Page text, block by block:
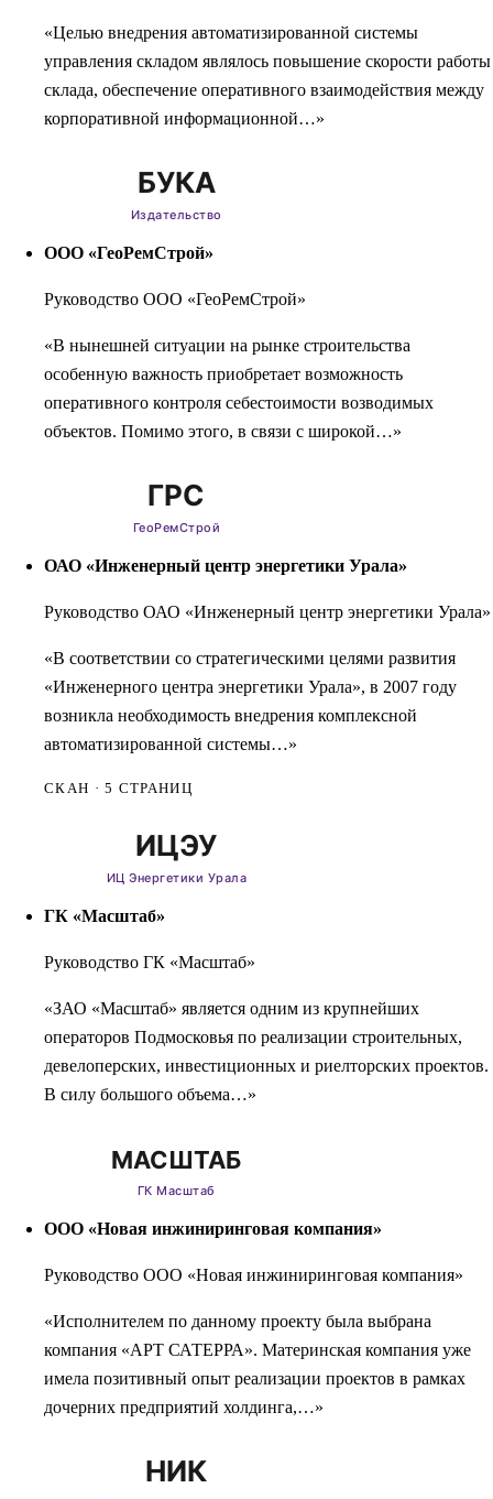
«Целью внедрения автоматизированной системы
управления складом являлось повышение скорости работы
склада, обеспечение оперативного взаимодействия между
корпоративной информационной…»
ООО «ГеоРемСтрой»
Руководство ООО «ГеоРемСтрой»
«В нынешней ситуации на рынке строительства
особенную важность приобретает возможность
оперативного контроля себестоимости возводимых
объектов. Помимо этого, в связи с широкой…»
ОАО «Инженерный центр энергетики Урала»
Руководство ОАО «Инженерный центр энергетики Урала»
«В соответствии со стратегическими целями развития
«Инженерного центра энергетики Урала», в 2007 году
возникла необходимость внедрения комплексной
автоматизированной системы…»
СКАН · 5 СТРАНИЦ
ГК «Масштаб»
Руководство ГК «Масштаб»
«ЗАО «Масштаб» является одним из крупнейших
операторов Подмосковья по реализации строительных,
девелоперских, инвестиционных и риелторских проектов.
В силу большого объема…»
ООО «Новая инжиниринговая компания»
Руководство ООО «Новая инжиниринговая компания»
«Исполнителем по данному проекту была выбрана
компания «АРТ САТЕРРА». Материнская компания уже
имела позитивный опыт реализации проектов в рамках
дочерних предприятий холдинга,…»